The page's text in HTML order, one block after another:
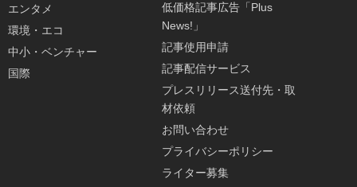
エンタメ
環境・エコ
中小・ベンチャー
国際
低価格記事広告「Plus
News!」
記事使用申請
記事配信サービス
プレスリリース送付先・取
材依頼
お問い合わせ
プライバシーポリシー
ライター募集